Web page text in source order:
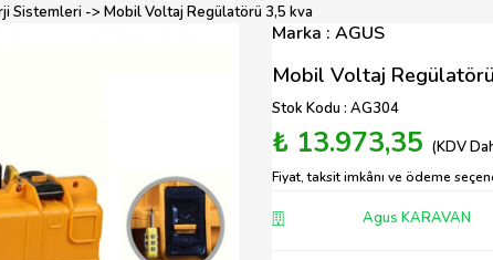
Sistemleri -> Mobil Voltaj Regülatörü 3,5 kva
Marka : AGUS
Mobil Voltaj
Stok Kodu : AG304
₺ 13.973,35 (KDV
Fiyat, taksit imkânı ve ödeme
Agus KARAVAN